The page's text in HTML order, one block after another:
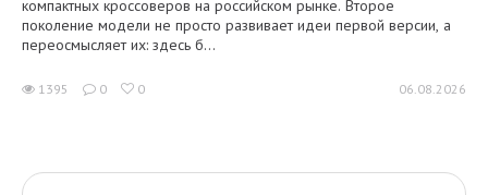
компактных кроссоверов на российском рынке. Второе
поколение модели не просто развивает идеи первой версии, а
переосмысляет их: здесь б...
1395 0 0 06.08.2026